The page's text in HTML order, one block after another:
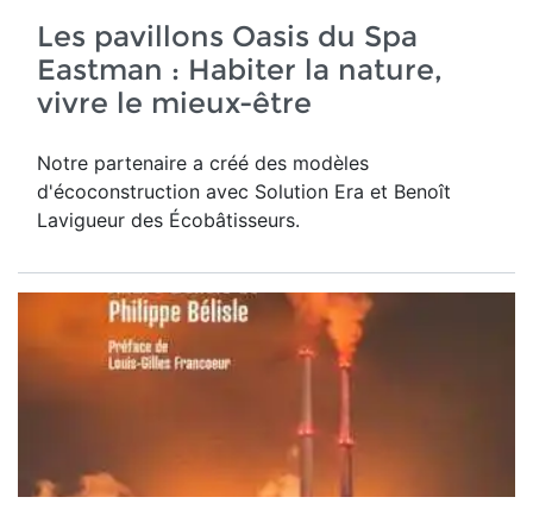
Les pavillons Oasis du Spa
Eastman : Habiter la nature,
vivre le mieux-être
Notre partenaire a créé des modèles
d'écoconstruction avec Solution Era et Benoît
Lavigueur des Écobâtisseurs.